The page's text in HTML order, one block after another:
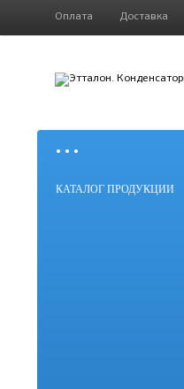
Оплата Доставка
• • •
КАТАЛОГ ПРОДУКЦИИ